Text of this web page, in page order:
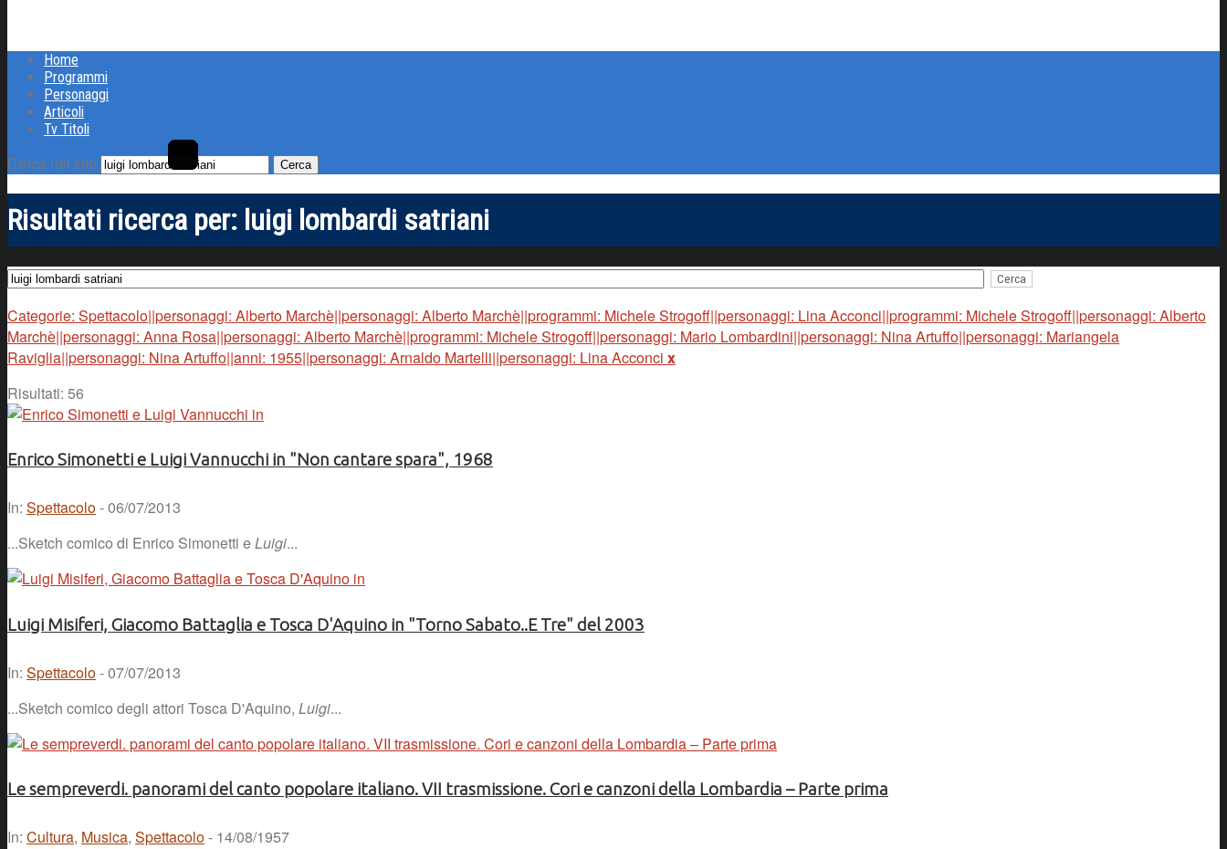
Home
Programmi
Personaggi
Articoli
Tv Titoli
Cerca nel sito
Risultati ricerca per: luigi lombardi satriani
Categorie: Spettacolo||personaggi: Alberto Marchè||personaggi: Alberto Marchè||programmi: Michele Strogoff||personaggi: Lina Acconci||programmi: Michele Strogoff||personaggi: Alberto
Marchè||personaggi: Anna Rosa||personaggi: Alberto Marchè||programmi: Michele Strogoff||personaggi: Mario Lombardini||personaggi: Nina Artuffo||personaggi: Mariangela
Raviglia||personaggi: Nina Artuffo||anni: 1955||personaggi: Arnaldo Martelli||personaggi: Lina Acconci x
Risultati: 56
Enrico Simonetti e Luigi Vannucchi in "Non cantare spara", 1968
In: Spettacolo- 06/07/2013
...Sketch comico di Enrico Simonetti eLuigi...
Luigi Misiferi, Giacomo Battaglia e Tosca D'Aquino in "Torno Sabato..E Tre" del 2003
In: Spettacolo- 07/07/2013
...Sketch comico degli attori Tosca D'Aquino, Luigi...
Le sempreverdi. panorami del canto popolare italiano. VII trasmissione. Cori e canzoni della Lombardia – Parte prima
In: Cultura, Musica, Spettacolo- 14/08/1957